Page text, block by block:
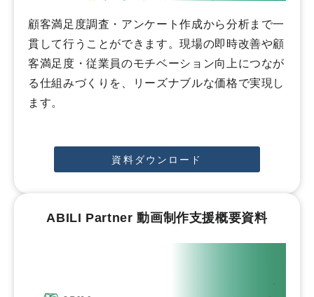
顧客満足度調査・アンケート作成から分析まで一
貫して行うことができます。現場の即時改善や顧
客満足度・従業員のモチベーション向上につなが
る仕組みづくりを、リーズナブルな価格で実現し
ます。
資料ダウンロード
ABILI Partner 動画制作支援概要資料